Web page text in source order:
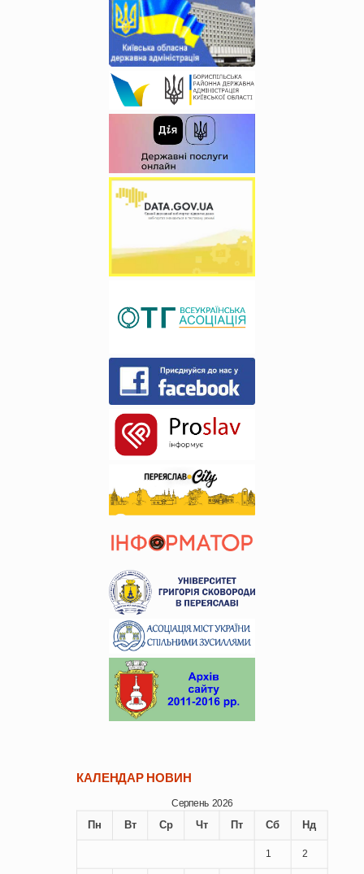
КАЛЕНДАР НОВИН
Серпень 2026
Пн Вт Ср Чт Пт Сб Нд
1 2